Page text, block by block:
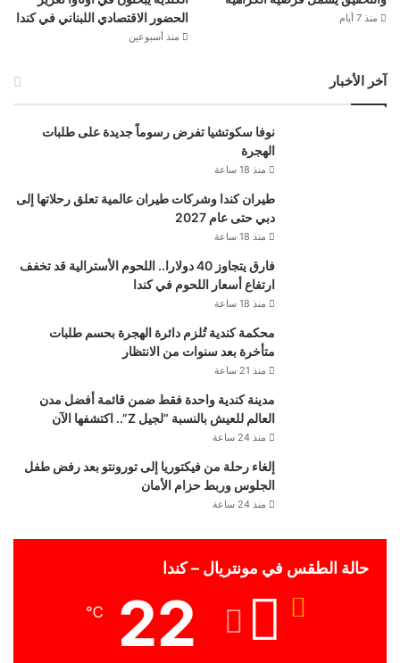
منذ 7 أيام
الحضور الاقتصادي اللبناني في كندا
منذ أسبوعين
آخر الأخبار
نوفا سكوتشيا تفرض رسوماً جديدة على طلبات
الهجرة
منذ 18 ساعة
طيران كندا وشركات طيران عالمية تعلق رحلاتها إلى
دبي حتى عام 2027
منذ 18 ساعة
فارق يتجاوز 40 دولارا.. اللحوم الأسترالية قد تخفف
ارتفاع أسعار اللحوم في كندا
منذ 18 ساعة
محكمة كندية تُلزم دائرة الهجرة بحسم طلبات
متأخرة بعد سنوات من الانتظار
منذ 21 ساعة
مدينة كندية واحدة فقط ضمن قائمة أفضل مدن
العالم للعيش بالنسبة “لجيل Z”.. اكتشفها الآن
منذ 24 ساعة
إلغاء رحلة من فيكتوريا إلى تورونتو بعد رفض طفل
الجلوس وربط حزام الأمان
منذ 24 ساعة
حالة الطقس في مونتريال – كندا
22
℃